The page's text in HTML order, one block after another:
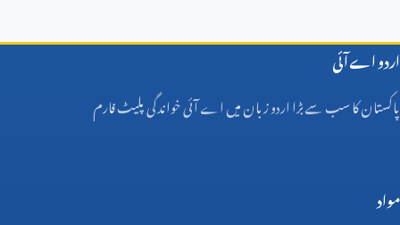
اردو اے آئی
پاکستان کا سب سے بڑا اردو زبان میں اے آئی خواندگی پلیٹ فارم
مواد